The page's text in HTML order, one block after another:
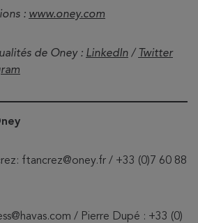
: www.oney.com
de Oney : LinkedIn / Twitter
ftancrez@oney.fr / +33 (0)7 60 88
/ Pierre Dupé : +33 (0)